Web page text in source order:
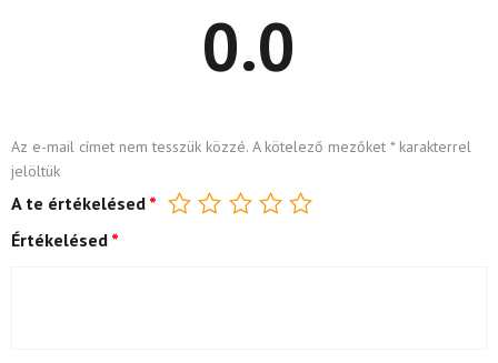
0.0
Az e-mail címet nem tesszük közzé. A kötelező mezőket *karakterrel
jelöltük
A te értékelésed *
Értékelésed *